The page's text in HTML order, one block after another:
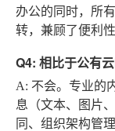
办公的同时，所
转，兼顾了便利
Q4: 相比于公有
A: 不会。专业的
息（文本、图片
同、组织架构管